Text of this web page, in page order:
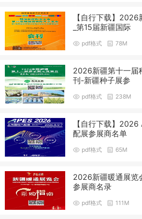
【自行下载】
_第15届新疆国际
pdf格式 78M
2026新疆第十一届
刊-新疆种子展参
pdf格式 238M
【自行下载】
配展参展商名单
pdf格式 65M
2026新疆暖通展览
参展商名录
pdf格式 111M